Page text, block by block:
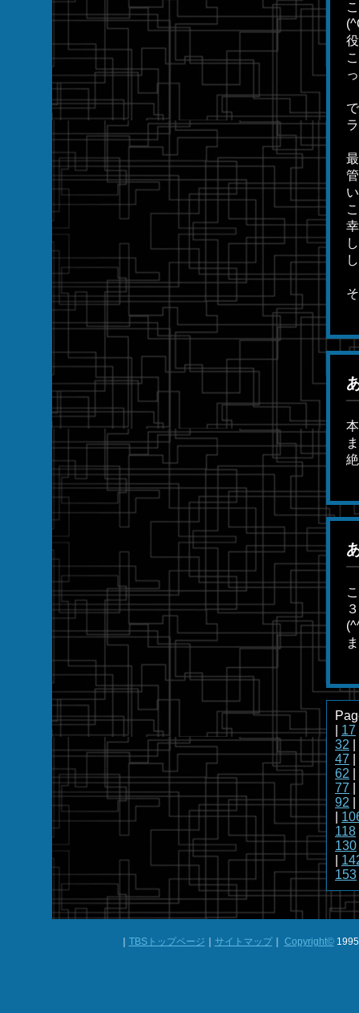
17
32
47
62
77
92
118
130
153
｜ TBSトップページ ｜ サイトマップ｜ Copyright©